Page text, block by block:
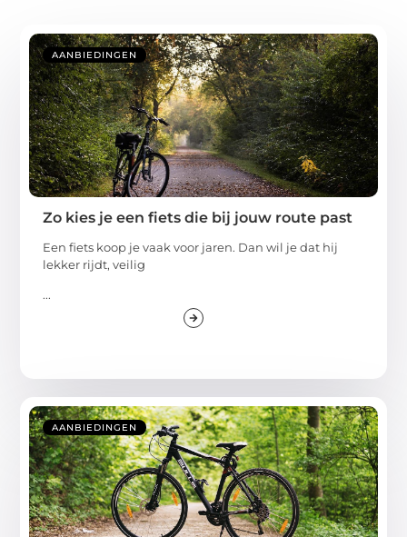
AANBIEDINGEN
Zo kies je een fiets die bij jouw route past
Een fiets koop je vaak voor jaren. Dan wil je dat hij
lekker rijdt, veilig
...
AANBIEDINGEN